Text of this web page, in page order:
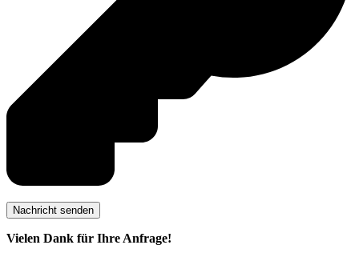
Vielen Dank für Ihre Anfrage!